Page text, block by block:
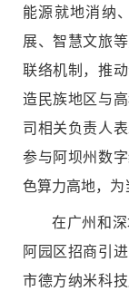
能源就地消纳
展、智慧文旅
联络机制，推
造民族地区与
司相关负责人
参与阿坝州数
色算力高地，为
在广州和
阿园区招商引
市德方纳米科